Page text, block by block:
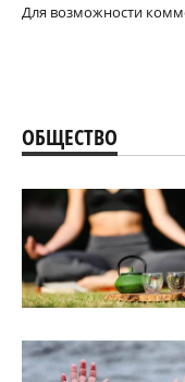
Для возможности
ОБЩЕСТВО